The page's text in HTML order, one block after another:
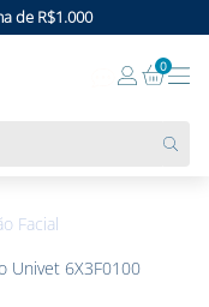
de R$1.000
0
Facial
Univet 6X3F0100